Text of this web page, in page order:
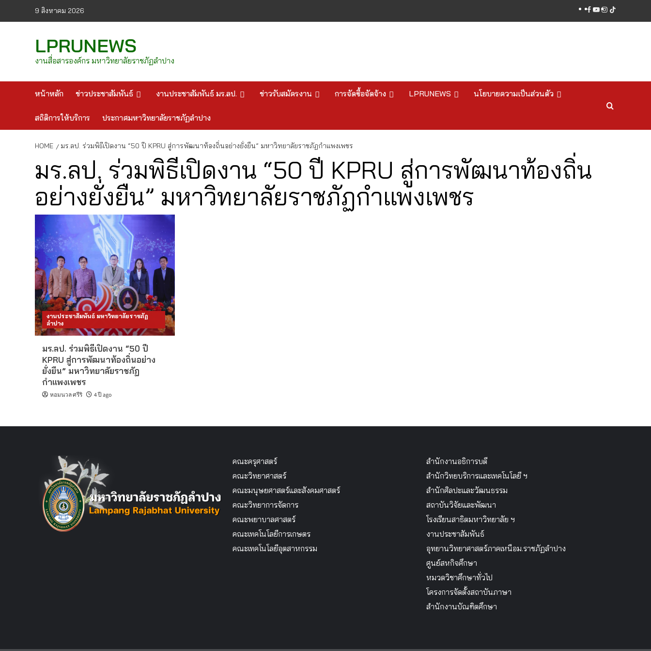
9 สิงหาคม 2026 facebook
youtube
instagram
tiktok
LPRUNEWS
งานสื่อสารองค์กร มหาวิทยาลัยราชภัฏลำปาง
หน้าหลัก ข่าวประชาสัมพันธ์ งานประชาสัมพันธ์ มร.ลป. ข่าวรับสมัครงาน การจัดซื้อจัดจ้าง LPRUNEWS นโยบายความเป็นส่วนตัว
สถิติการให้บริการ ประกาศมหาวิทยาลัยราชภัฏลำปาง
HOME มร.ลป. ร่วมพิธีเปิดงาน “50 ปี KPRU สู่การพัฒนาท้องถิ่นอย่างยั่งยืน” มหาวิทยาลัยราชภัฏกำแพงเพชร
มร.ลป. ร่วมพิธีเปิดงาน “50 ปี KPRU สู่การพัฒนาท้องถิ่น
อย่างยั่งยืน” มหาวิทยาลัยราชภัฏกำแพงเพชร
งานประชาสัมพันธ์ มหาวิทยาลัยราชภัฏ
ลำปาง
มร.ลป. ร่วมพิธีเปิดงาน “50 ปี
KPRU สู่การพัฒนาท้องถิ่นอย่าง
ยั่งยืน” มหาวิทยาลัยราชภัฏ
กำแพงเพชร
หอมนวล ศรีริ 4 ปี ago
คณะครุศาสตร์
คณะวิทยาศาสตร์
คณะมนุษยศาสตร์และสังคมศาสตร์
คณะวิทยาการจัดการ
คณะพยาบาลศาสตร์
คณะเทคโนโลยีการเกษตร
คณะเทคโนโลยีอุตสาหกรรม
สำนักงานอธิการบดี
สำนักวิทยบริการและเทคโนโลยี ฯ
สำนักศิลปะและวัฒนธรรม
สถาบันวิจัยและพัฒนา
โรงเรียนสาธิตมหาวิทยาลัย ฯ
งานประชาสัมพันธ์
อุทยานวิทยาศาสตร์ภาคเหนือม.ราชภัฏลำปาง
ศูนย์สหกิจศึกษา
หมวดวิชาศึกษาทั่วไป
โครงการจัดตั้งสถาบันภาษา
สำนักงานบัณฑิตศึกษา